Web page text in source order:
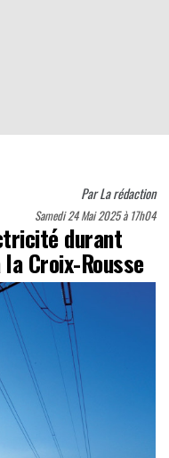
ParLa rédaction
Samedi 24 Mai 2025 à 17h04
durant
Croix-Rousse